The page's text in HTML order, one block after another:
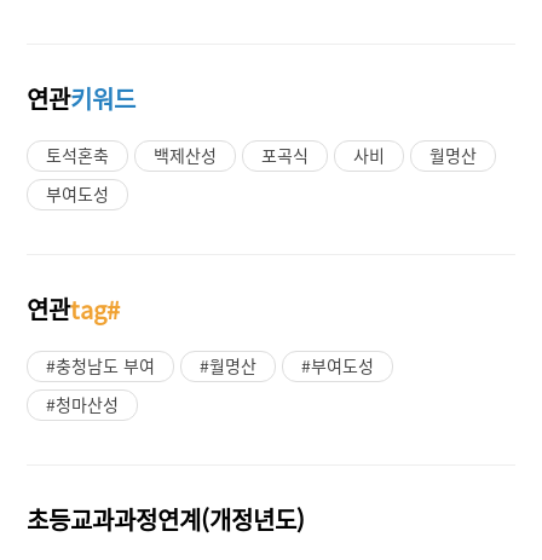
연관키워드
토석혼축 백제산성 포곡식 사비
월명산
부여도성
연관tag#
#충청남도 부여 #월명산
#부여도성
#청마산성
초등교과과정연계(개정년도)